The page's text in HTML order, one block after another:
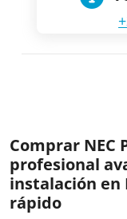
Comprar NEC
profesional
instalación en
rápido